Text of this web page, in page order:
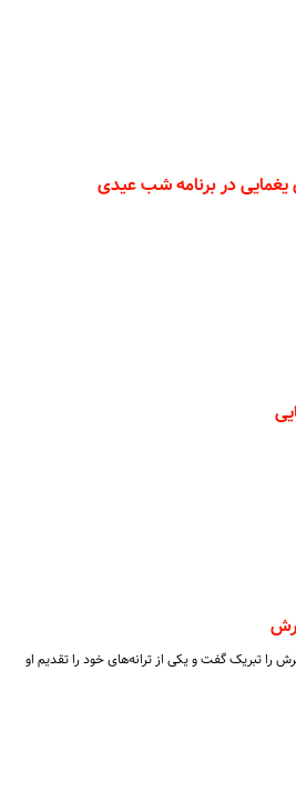
یغمایی در برنامه شب عیدی
تبریک گفت و یکی از ترانه‌های خود را تقدیم او